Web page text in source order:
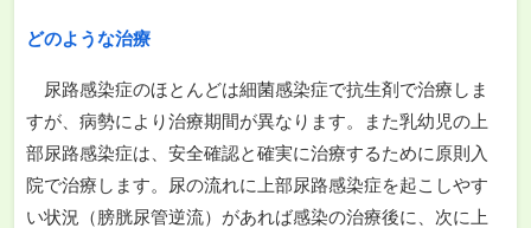
どのような治療
尿路感染症のほとんどは細菌感染症で抗生剤で治療しま
すが、病勢により治療期間が異なります。また乳幼児の上
部尿路感染症は、安全確認と確実に治療するために原則入
院で治療します。尿の流れに上部尿路感染症を起こしやす
い状況（膀胱尿管逆流）があれば感染の治療後に、次に上